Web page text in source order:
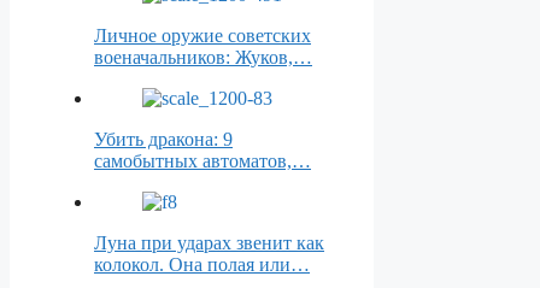
Личное оружие советских
военачальников: Жуков,…
Убить дракона: 9
самобытных автоматов,…
Луна при ударах звенит как
колокол. Она полая или…